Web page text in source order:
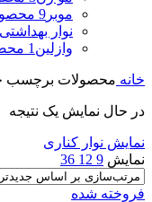
موبر 9 محصول
نوار بهداشتی
وازلین 1 محصول
خانه محصولات برچسب
در حال نمایش یک نتیجه
نمایش نوار کناری
نمایش 9
12
36
فروخته شده